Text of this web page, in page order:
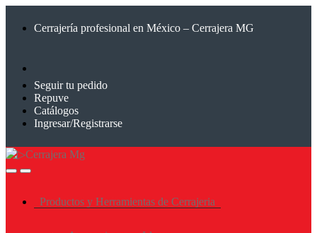
Cerrajería profesional en México – Cerrajera MG
Seguir tu pedido
Repuve
Catálogos
Ingresar/Registrarse
Productos y Herramientas de Cerrajeria